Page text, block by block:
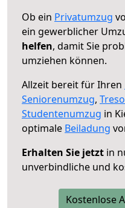
Ob ein Privatumzug
ein gewerblicher
helfen, damit Sie
umziehen können.
Allzeit bereit für Ihren
Seniorenumzug,
Studentenumzug in
optimale Beiladung
Erhalten Sie jetzt in
unverbindliche und
Kostenlose